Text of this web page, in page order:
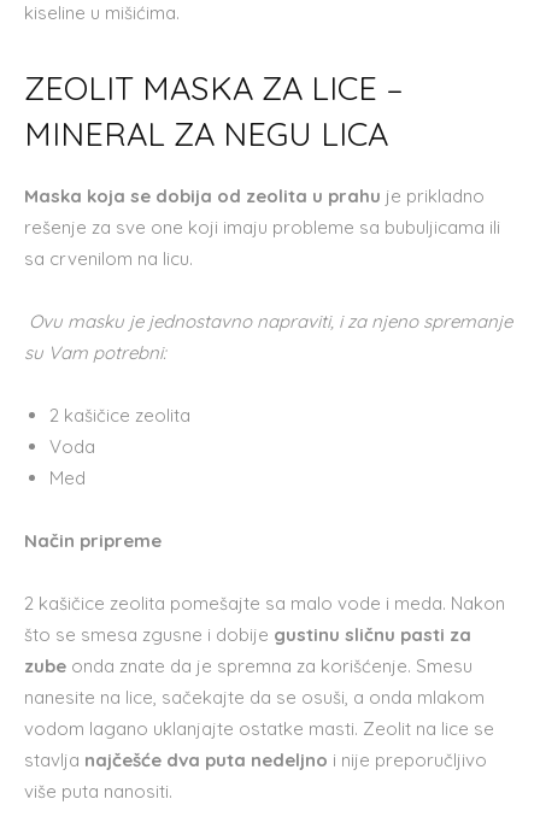
kiseline u mišićima.
ZEOLIT MASKA ZA LICE –
MINERAL ZA NEGU LICA
Maska koja se dobija od zeolita u prahu je prikladno
rešenje za sve one koji imaju probleme sa bubuljicama ili
sa crvenilom na licu.
Ovu masku je jednostavno napraviti, i za njeno spremanje
su Vam potrebni:
2 kašičice zeolita
Voda
Med
Način pripreme
2 kašičice zeolita pomešajte sa malo vode i meda. Nakon
što se smesa zgusne i dobije gustinu sličnu pasti za
zube onda znate da je spremna za korišćenje. Smesu
nanesite na lice, sačekajte da se osuši, a onda mlakom
vodom lagano uklanjajte ostatke masti. Zeolit na lice se
stavlja najčešće dva puta nedeljno i nije preporučljivo
više puta nanositi.